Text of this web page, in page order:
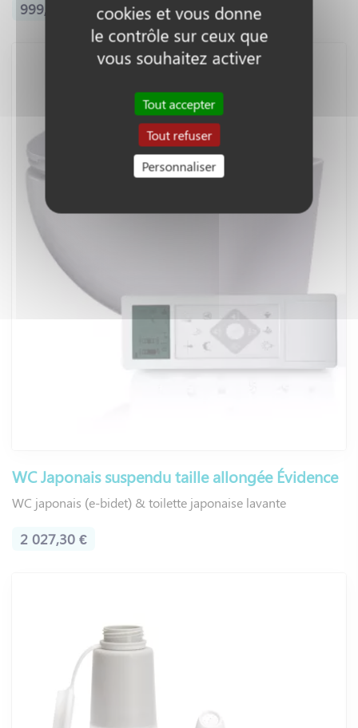
999,30 € - 1 079,30 €
WC Japonais suspendu taille allongée Évidence
WC japonais (e-bidet) & toilette japonaise lavante
2 027,30 €
cookies et vous donne
le contrôle sur ceux que
vous souhaitez activer
Tout accepter
Tout refuser
Personnaliser